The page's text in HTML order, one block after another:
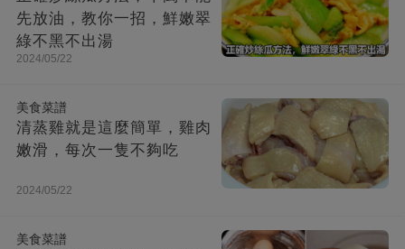
先放油，教你一招，鮮嫩翠
綠不黑不出湯
2024/05/22
美食菜譜
清蒸雞就是這麼簡單，雞肉
嫩滑，每次一隻不夠吃
2024/05/22
美食菜譜